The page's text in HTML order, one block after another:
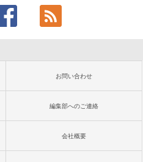
お問い合わせ
編集部へのご連絡
会社概要